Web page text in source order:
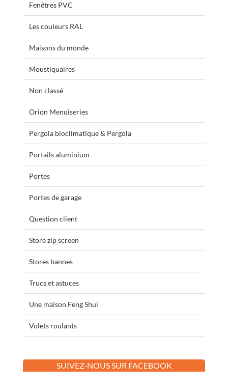
Fenêtres PVC
Les couleurs RAL
Maisons du monde
Moustiquaires
Non classé
Orion Menuiseries
Pergola bioclimatique & Pergola
Portails aluminium
Portes
Portes de garage
Question client
Store zip screen
Stores bannes
Trucs et astuces
Une maison Feng Shui
Volets roulants
SUIVEZ-NOUS SUR FACEBOOK